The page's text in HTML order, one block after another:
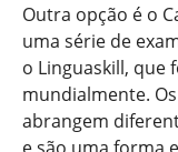
Outra opção é o
uma série de
o Linguaskill, que
mundialmente.
abrangem